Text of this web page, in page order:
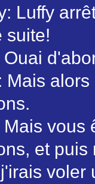
Luffy
suite!
Mais
vous
et puis
voler